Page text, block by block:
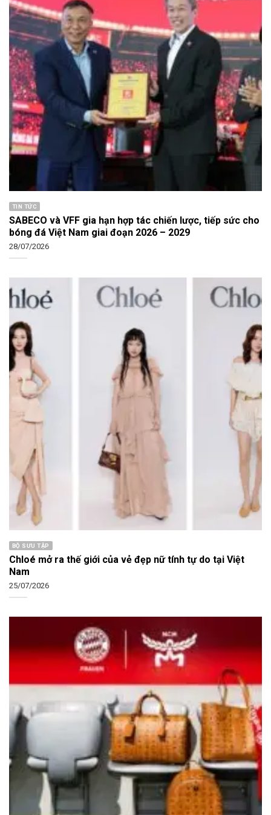
TIN TỨC
SABECO và VFF gia hạn hợp tác chiến lược, tiếp sức cho
bóng đá Việt Nam giai đoạn 2026 – 2029
28/07/2026
BỘ SƯU TẬP
Chloé mở ra thế giới của vẻ đẹp nữ tính tự do tại Việt
Nam
25/07/2026